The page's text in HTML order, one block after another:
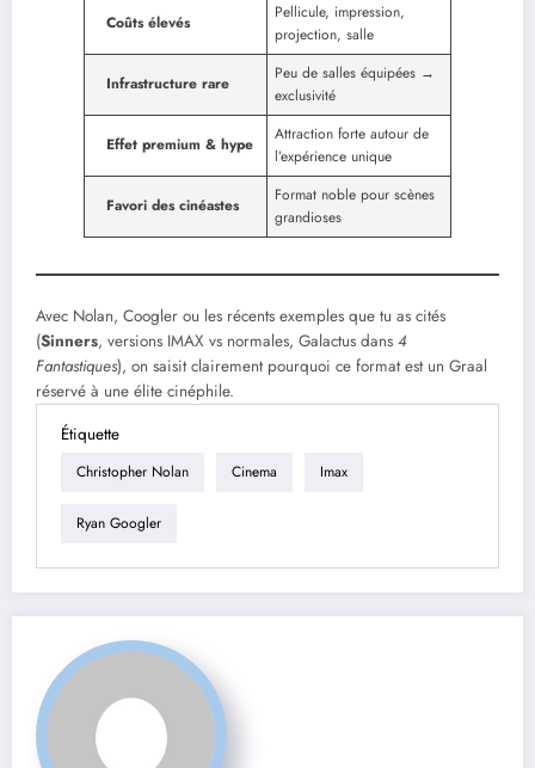
Coûts élevés
Pellicule, impression,
projection, salle
Infrastructure rare
Peu de salles équipées →
exclusivité
Effet premium & hype
Attraction forte autour de
l’expérience unique
Favori des cinéastes
Format noble pour scènes
grandioses
Avec Nolan, Coogler ou les récents exemples que tu as cités
(Sinners, versions IMAX vs normales, Galactus dans 4
Fantastiques), on saisit clairement pourquoi ce format est un Graal
réservé à une élite cinéphile.
Étiquette
Christopher Nolan Cinema Imax
Ryan Googler